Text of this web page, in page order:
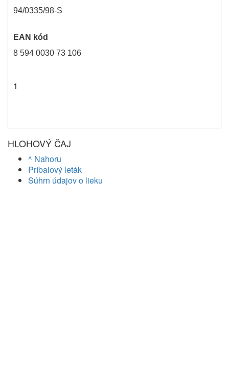
94/0335/98-S
EAN kód
8 594 0030 73 106
1
HLOHOVÝ ČAJ
^ Nahoru
Príbalový leták
Súhrn údajov o lieku